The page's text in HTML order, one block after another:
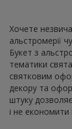
Хочете
альстромерії
Букет з
тематики
святковим
декору та
штуку
і не економити